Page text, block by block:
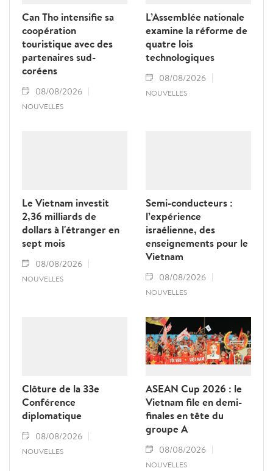
Can Tho intensifie sa
coopération
touristique avec des
partenaires sud-
coréens
08/08/2026
NOUVELLES
L’Assemblée nationale
examine la réforme de
quatre lois
technologiques
08/08/2026
NOUVELLES
Le Vietnam investit
2,36 milliards de
dollars à l'étranger en
sept mois
08/08/2026
NOUVELLES
Semi-conducteurs :
l’expérience
israélienne, des
enseignements pour le
Vietnam
08/08/2026
NOUVELLES
Clôture de la 33e
Conférence
diplomatique
08/08/2026
NOUVELLES
ASEAN Cup 2026 : le
Vietnam file en demi-
finales en tête du
groupe A
08/08/2026
NOUVELLES